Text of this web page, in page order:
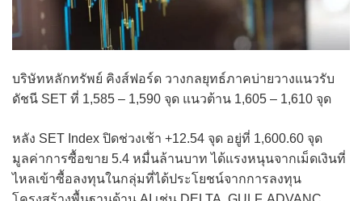
บริษัทหลักทรัพย์ คิงส์ฟอร์ด วางกลยุทธ์ภาคบ่ายวางแนวรับ
ดัชนี SET ที่ 1,585 – 1,590 จุด แนวต้าน 1,605 – 1,610 จุด
หลัง SET Index ปิดช่วงเช้า +12.54 จุด อยู่ที่ 1,600.60 จุด
มูลค่าการซื้อขาย 5.4 หมื่นล้านบาท ได้แรงหนุนจากเม็ดเงินที่
ไหลเข้าซื้อลงทุนในกลุ่มที่ได้ประโยชน์จากการลงทุน